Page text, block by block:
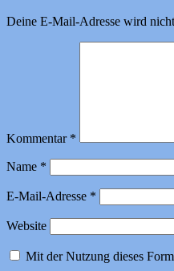
Deine E-Mail-Adresse wird
Kommentar *
Name *
E-Mail-Adresse *
Website
Mit der Nutzung dieses